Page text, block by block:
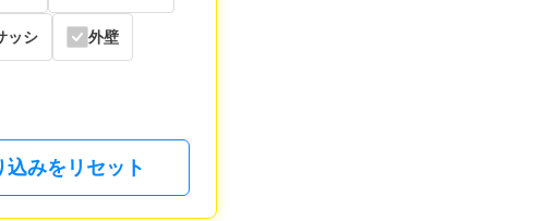
ッシ 外壁
込みをリセット